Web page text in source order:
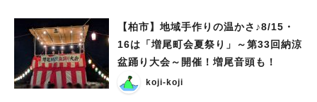
【柏市】地域手作りの温かさ♪8/15・
16は「増尾町会夏祭り」～第33回納涼
盆踊り大会～開催！増尾音頭も！
koji-koji